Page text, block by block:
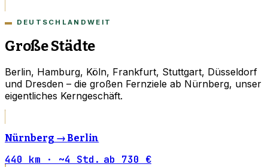
DEUTSCHLANDWEIT
Große Städte
Berlin, Hamburg, Köln, Frankfurt, Stuttgart, Düsseldorf
und Dresden – die großen Fernziele ab Nürnberg, unser
eigentliches Kerngeschäft.
Nürnberg → Berlin
440 km · ~4 Std. ab 730 €